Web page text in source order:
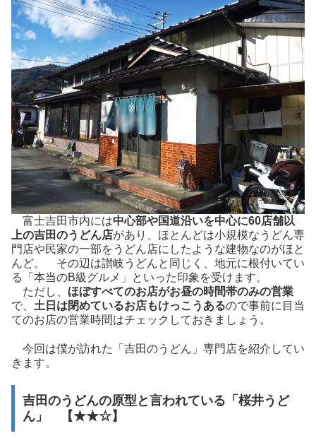
富士吉田市内には中心部や国道沿いを中心に60店舗以
上の吉田のうどん店があり、ほとんどは小規模なうどん専
門店や民家の一部をうどん店にしたような建物なのがほと
んど。 その辺は讃岐うどんと同じく、地元に根付いてい
る「本当のB級グルメ」といった印象を受けます。
ただし、 ほぼすべてのお店がお昼の時間帯のみの営業
で、 土日は閉めているお店もけっこうあるので事前に目当
てのお店の営業時間はチェックしておきましょう。
今回は僕が訪れた「吉田のうどん」専門店を紹介してい
きます。
吉田のうどんの原型と言われている「桜井うど
ん」 【★★☆】